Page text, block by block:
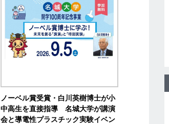
ノーベル賞受賞・白川英樹博士が小
中高生を直接指導 名城大学が講演
会と導電性プラスチック実験イベン